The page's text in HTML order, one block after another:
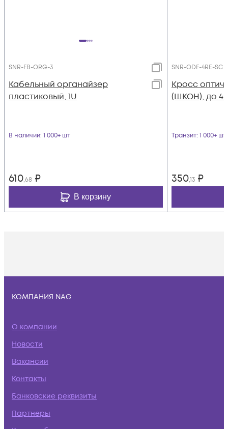
SNR-FB-ORG-3
Кабельный органайзер
пластиковый, 1U
В наличии: 1 000+ шт
610,68 ₽
В корзину
SNR-ODF-4RE-SC
Кросс
(ШКОН), до
Транзит: 1 000+ шт
350,13 ₽
КОМПАНИЯ NAG
О компании
Новости
Вакансии
Контакты
Банковские реквизиты
Партнеры